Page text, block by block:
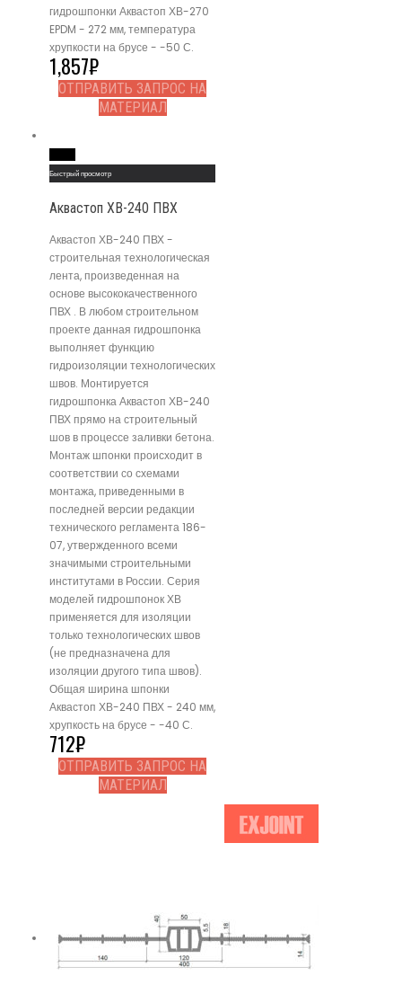
гидрошпонки Аквастоп ХВ-270
EPDM - 272 мм, температура
хрупкости на брусе - -50 С.
1,857₽
ОТПРАВИТЬ ЗАПРОС НА
МАТЕРИАЛ
Быстрый просмотр
Аквастоп ХВ-240 ПВХ
Аквастоп ХВ-240 ПВХ -
строительная технологическая
лента, произведенная на
основе высококачественного
ПВХ . В любом строительном
проекте данная гидрошпонка
выполняет функцию
гидроизоляции технологических
швов. Монтируется
гидрошпонка Аквастоп ХВ-240
ПВХ прямо на строительный
шов в процессе заливки бетона.
Монтаж шпонки происходит в
соответствии со схемами
монтажа, приведенными в
последней версии редакции
технического регламента 186-
07, утвержденного всеми
значимыми строительными
институтами в России. Серия
моделей гидрошпонок ХВ
применяется для изоляции
только технологических швов
(не предназначена для
изоляции другого типа швов).
Общая ширина шпонки
Аквастоп ХВ-240 ПВХ - 240 мм,
хрупкость на брусе - -40 С.
712₽
ОТПРАВИТЬ ЗАПРОС НА
МАТЕРИАЛ